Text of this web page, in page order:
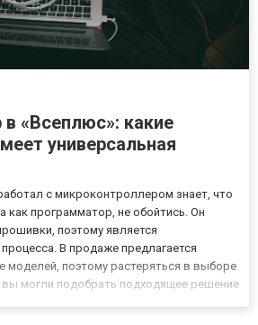
«Всеплюс»: какие
универсальная
с микроконтроллером знает, что
как программатор, не обойтись. Он
поэтому является
В продаже предлагается
моделей, поэтому растеряться в выборе
могли подобрать подходящее решение